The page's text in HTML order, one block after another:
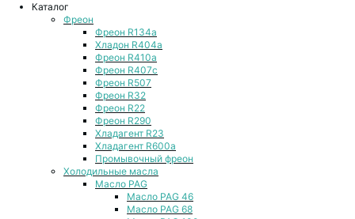
Каталог
Фреон
Фреон R134a
Хладон R404a
Фреон R410a
Фреон R407с
Фреон R507
Фреон R32
Фреон R22
Фреон R290
Хладагент R23
Хладагент R600a
Промывочный фреон
Холодильные масла
Масло PAG
Масло PAG 46
Масло PAG 68